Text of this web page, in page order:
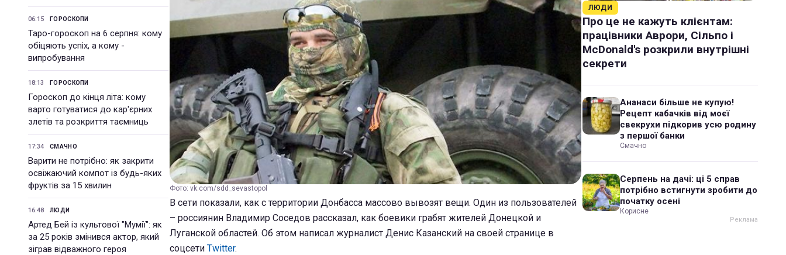
06:15 ГОРОСКОПИ
Таро-гороскоп на 6 серпня: кому
обіцяють успіх, а кому -
випробування
18:13 ГОРОСКОПИ
Гороскоп до кінця літа: кому
варто готуватися до кар'єрних
злетів та розкриття таємниць
17:34 СМАЧНО
Варити не потрібно: як закрити
освіжаючий компот із будь-яких
фруктів за 15 хвилин
16:48 ЛЮДИ
Артед Бей із культової "Мумії": як
за 25 років змінився актор, який
зіграв відважного героя
Фото: vk.com/sdd_sevastopol
В сети показали, как с территории Донбасса массово вывозят вещи. Один из пользователей
– россиянин Владимир Соседов рассказал, как боевики грабят жителей Донецкой и
Луганской областей. Об этом написал журналист Денис Казанский на своей странице в
соцсети Twitter.
ЛЮДИ
Про це не кажуть клієнтам:
працівники Аврори, Сільпо і
McDonald's розкрили внутрішні
секрети
Ананаси більше не купую!
Рецепт кабачків від моєї
свекрухи підкорив усю родину
з першої банки
Смачно
Серпень на дачі: ці 5 справ
потрібно встигнути зробити до
початку осені
Корисне